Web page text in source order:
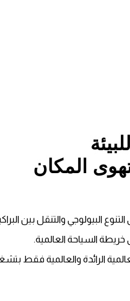
المكان
البيولوجي والتنقل بين
السياحة العالمية.
الرائدة والعالمية فقط